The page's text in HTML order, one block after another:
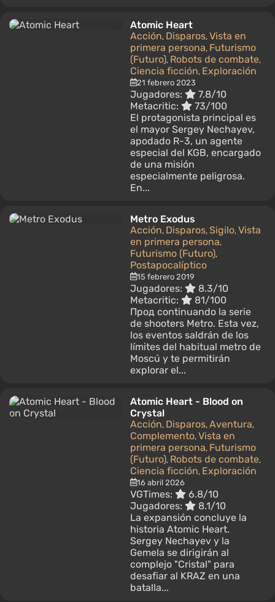
Atomic Heart
Acción, Disparos, Vista en
primera persona, Futurismo
(Futuro), Robots de combate,
Ciencia ficción, Exploración
21 febrero 2023
Jugadores:
7.8/10
Metacritic:
73/100
El protagonista principal es
el mayor Sergey Nechayev,
apodado R-3, un agente
especial del KGB, encargado
de una misión
especialmente peligrosa.
En...
Metro Exodus
Acción, Disparos, Sigilo, Vista
en primera persona,
Futurismo (Futuro),
Postapocalíptico
15 febrero 2019
Jugadores:
8.3/10
Metacritic:
81/100
Прод continuando la serie
de shooters Metro. Esta vez,
los eventos saldrán de los
límites del habitual metro de
Moscú y te permitirán
explorar el...
Atomic Heart - Blood on
Crystal
Acción, Disparos, Aventura,
Complemento, Vista en
primera persona, Futurismo
(Futuro), Robots de combate,
Ciencia ficción, Exploración
16 abril 2026
VGTimes:
6.8/10
Jugadores:
8.1/10
La expansión concluye la
historia Atomic Heart.
Sergey Nechayev y la
Gemela se dirigirán al
complejo "Cristal" para
desafiar al KRAZ en una
batalla...